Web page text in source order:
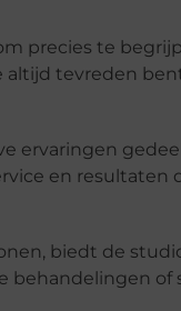
precies te
altijd tevreden
ervaringen
en resultaten
biedt de
of